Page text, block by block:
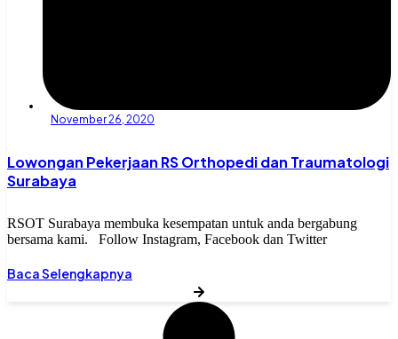
November 26, 2020
Lowongan Pekerjaan RS Orthopedi dan Traumatologi
Surabaya
RSOT Surabaya membuka kesempatan untuk anda bergabung
bersama kami. Follow Instagram, Facebook dan Twitter
Baca Selengkapnya